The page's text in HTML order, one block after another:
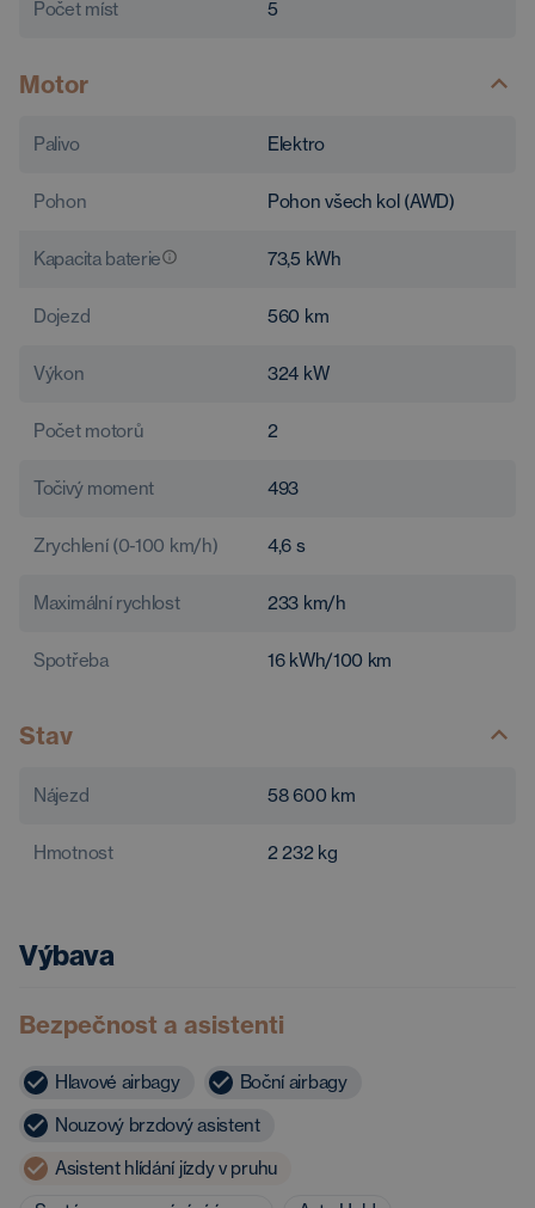
Počet míst 5
Motor
Palivo Elektro
Pohon Pohon všech kol (AWD)
Kapacita baterie 73,5 kWh
Dojezd 560 km
Výkon 324 kW
Počet motorů 2
Točivý moment 493
Zrychlení (0-100 km/h) 4,6 s
Maximální rychlost 233 km/h
Spotřeba 16 kWh/100 km
Stav
Nájezd 58 600 km
Hmotnost 2 232 kg
Výbava
Bezpečnost a asistenti
Hlavové airbagy
Boční airbagy
Nouzový brzdový asistent
Asistent hlídání jízdy v pruhu